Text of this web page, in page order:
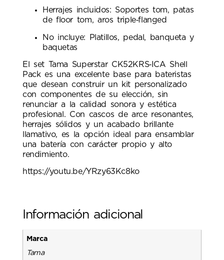
Herrajes incluidos: Soportes tom, patas
de floor tom, aros triple‑flanged
No incluye: Platillos, pedal, banqueta y
baquetas
El set Tama Superstar CK52KRS‑ICA Shell
Pack es una excelente base para bateristas
que desean construir un kit personalizado
con componentes de su elección, sin
renunciar a la calidad sonora y estética
profesional. Con cascos de arce resonantes,
herrajes sólidos y un acabado brillante
llamativo, es la opción ideal para ensamblar
una batería con carácter propio y alto
rendimiento.
https://youtu.be/YRzy63Kc8ko
Información adicional
Marca
Tama